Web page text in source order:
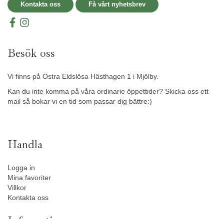
Kontakta oss Få vårt nyhetsbrev
Besök oss
Vi finns på Östra Eldslösa Hästhagen 1 i Mjölby.
Kan du inte komma på våra ordinarie öppettider? Skicka oss ett
mail så bokar vi en tid som passar dig bättre:)
Handla
Logga in
Mina favoriter
Villkor
Kontakta oss